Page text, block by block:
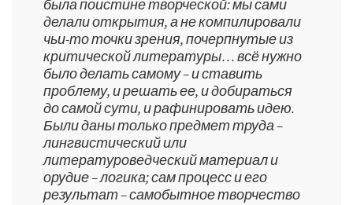
была поистине творческой: мы сами
делали открытия, а не компилировали
чьи-то точки зрения, почерпнутые из
критической литературы… всё нужно
было делать самому – и ставить
проблему, и решать ее, и добираться
до самой сути, и рафинировать идею.
Были даны только предмет труда –
лингвистический или
литературоведческий материал и
орудие – логика; сам процесс и его
результат – самобытное творчество